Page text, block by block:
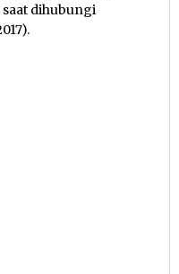
dihubungi